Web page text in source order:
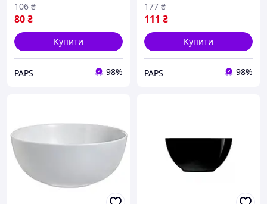
80₴
106 ₴
Купити
PAPS 98%
111 ₴
177 ₴
Купити
PAPS 98%